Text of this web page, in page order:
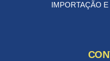
IMPORTAÇÃO